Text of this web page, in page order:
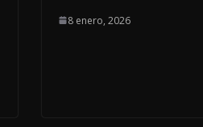
8 enero, 2026